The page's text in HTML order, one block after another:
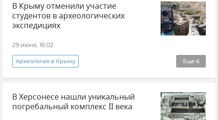
Херсонес Владимир Высоцкий
В Крыму отменили участие
студентов в археологических
экспедициях
29 июня, 16:02
Еще 6
Археология в Крыму
Эксклюзивы РИА Новости Крым
Вадим Майко Раскопки Крым
Новости Крыма
В Херсонесе нашли уникальный
погребальный комплекс II века